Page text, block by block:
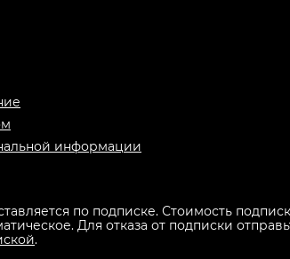
информации
по подписке. Стоимость
Для отказа от подписки
.